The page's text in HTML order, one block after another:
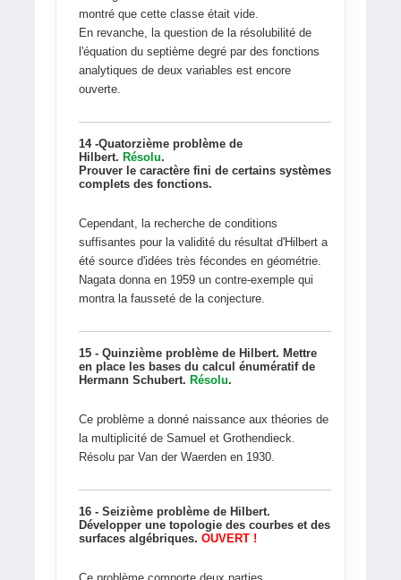
montré que cette classe était vide.
En revanche, la question de la résolubilité de
l'équation du septième degré par des fonctions
analytiques de deux variables est encore
ouverte.
14 -Quatorzième problème de
Hilbert. Résolu.
Prouver le caractère fini de certains systèmes
complets des fonctions.
Cependant, la recherche de conditions
suffisantes pour la validité du résultat d'Hilbert a
été source d'idées très fécondes en géométrie.
Nagata donna en 1959 un contre-exemple qui
montra la fausseté de la conjecture.
15 - Quinzième problème de Hilbert. Mettre
en place les bases du calcul énumératif de
Hermann Schubert. Résolu.
Ce problème a donné naissance aux théories de
la multiplicité de Samuel et Grothendieck.
Résolu par Van der Waerden en 1930.
16 - Seizième problème de Hilbert.
Développer une topologie des courbes et des
surfaces algébriques. OUVERT !